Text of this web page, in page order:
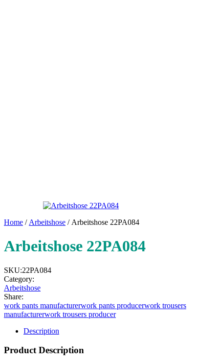
Home / Arbeitshose / Arbeitshose 22PA084
Arbeitshose 22PA084
SKU:22PA084
Category:
Arbeitshose
Share:
work pants manufacturerwork pants producerwork trousers
manufacturerwork trousers producer
Description
Product Description